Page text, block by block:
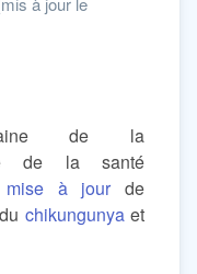
de la
de la santé
mise à jour de
chikungunyaet